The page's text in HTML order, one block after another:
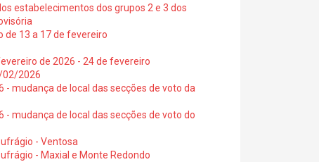
estabelecimentos dos grupos 2 e 3 dos
de 13 a 17 de fevereiro
de 2026 - 24 de fevereiro
02/2026
- mudança de local das secções de voto da
- mudança de local das secções de voto do
- Ventosa
- Maxial e Monte Redondo